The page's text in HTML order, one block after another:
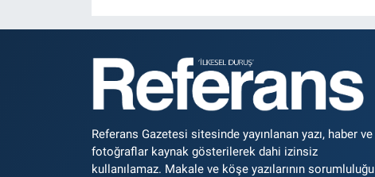
Referans Gazetesi sitesinde yayınlanan yazı, haber ve
fotoğraflar kaynak gösterilerek dahi izinsiz
kullanılamaz. Makale ve köşe yazılarının sorumluluğu